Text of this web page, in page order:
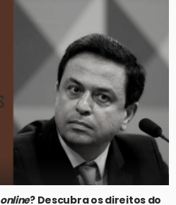
online? Descubra os direitos do